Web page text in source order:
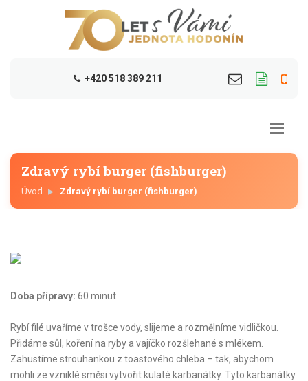
+420 518 389 211
Zdravý rybí burger (fishburger)
Úvod Zdravý rybí burger (fishburger)
Doba přípravy: 60 minut
Rybí filé uvaříme v trošce vody, slijeme a rozmělníme vidličkou.
Přidáme sůl, koření na ryby a vajíčko rozšlehané s mlékem.
Zahustíme strouhankou z toastového chleba – tak, abychom
mohli ze vzniklé směsi vytvořit kulaté karbanátky. Tyto karbanátky